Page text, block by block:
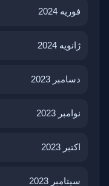
فوریه 2024
ژانویه 2024
دسامبر 2023
نوامبر 2023
اکتبر 2023
سپتامبر 2023